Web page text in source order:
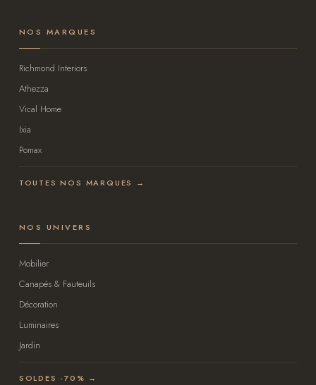
NOS MARQUES
Richmond Interiors
Athezza
Vical Home
Ixia
Pomax
TOUTES NOS MARQUES →
NOS UNIVERS
Mobilier
Canapés & Fauteuils
Décoration
Luminaires
Jardin
SOLDES -70% →